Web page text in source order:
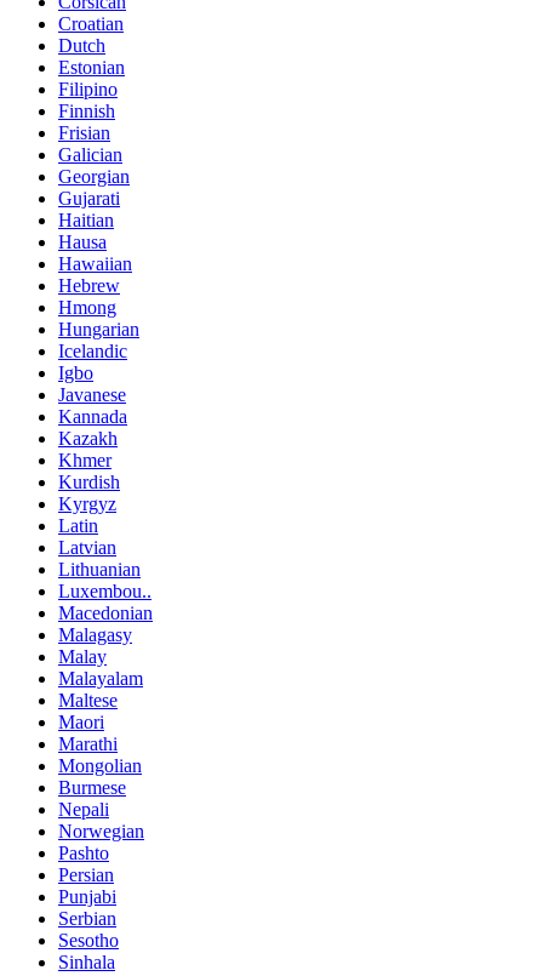
Croatian
Dutch
Estonian
Filipino
Finnish
Frisian
Galician
Georgian
Gujarati
Haitian
Hausa
Hawaiian
Hebrew
Hmong
Hungarian
Icelandic
Igbo
Javanese
Kannada
Kazakh
Khmer
Kurdish
Kyrgyz
Latin
Latvian
Lithuanian
Luxembou..
Macedonian
Malagasy
Malay
Malayalam
Maltese
Maori
Marathi
Mongolian
Burmese
Nepali
Norwegian
Pashto
Persian
Punjabi
Serbian
Sesotho
Sinhala